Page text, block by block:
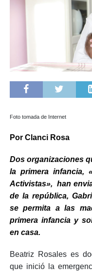
Foto tomada de Internet
Por Clanci Rosa
Dos organizaciones
la primera infancia,
Activistas», han
de la república,
se permita a las
primera infancia y
en casa.
Beatriz Rosales es
que inició la